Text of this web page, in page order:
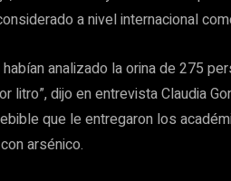
a nivel internacional
analizado la orina de 275
litro”, dijo en entrevista Claudia
que le entregaron los
arsénico.